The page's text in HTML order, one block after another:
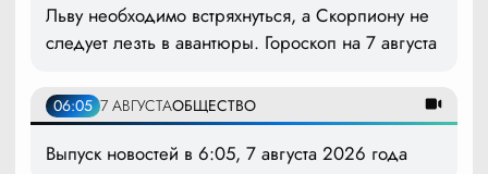
Льву необходимо встряхнуться, а Скорпиону не
следует лезть в авантюры. Гороскоп на 7 августа
06:05 7 АВГУСТАОБЩЕСТВО
Выпуск новостей в 6:05, 7 августа 2026 года